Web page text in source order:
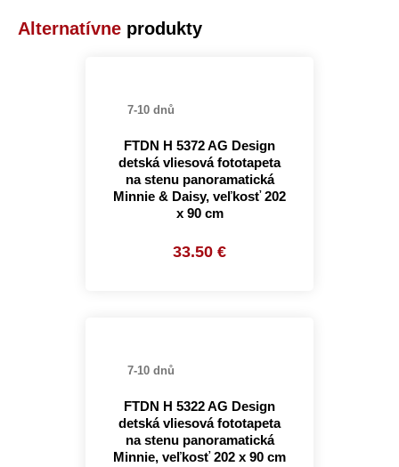
Alternatívne produkty
7-10 dnů
FTDN H 5372 AG Design
detská vliesová fototapeta
na stenu panoramatická
Minnie & Daisy, veľkosť 202
x 90 cm
33.50 €
7-10 dnů
FTDN H 5322 AG Design
detská vliesová fototapeta
na stenu panoramatická
Minnie, veľkosť 202 x 90 cm